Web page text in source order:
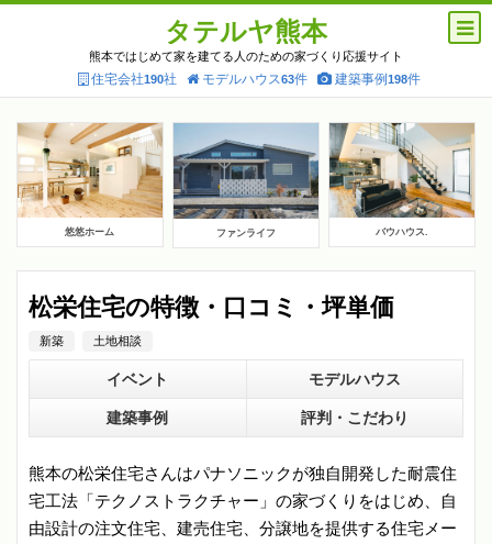
タテルヤ熊本
熊本ではじめて家を建てる人のための家づくり応援サイト
住宅会社190社 モデルハウス63件 建築事例198件
悠悠ホーム ファンライフ バウハウス.
松栄住宅の特徴・口コミ・坪単価
新築 土地相談
イベント モデルハウス
建築事例 評判・こだわり
熊本の松栄住宅さんはパナソニックが独自開発した耐震住
宅工法「テクノストラクチャー」の家づくりをはじめ、自
由設計の注文住宅、建売住宅、分譲地を提供する住宅メー